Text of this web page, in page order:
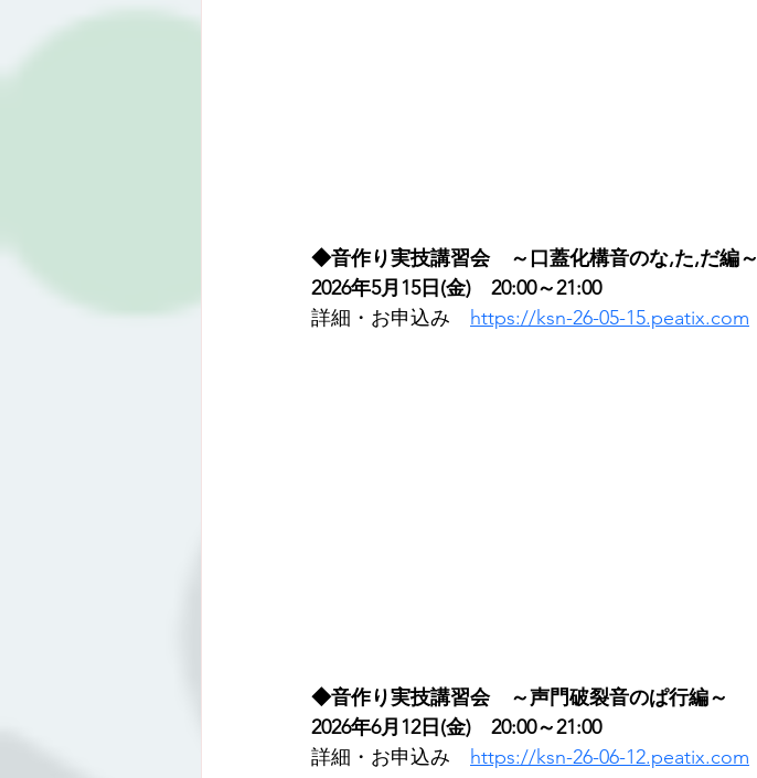
◆音作り実技講習会　～口蓋化構音のな,た,だ編～
2026年5月15日(金)　20:00～21:00
詳細・お申込み https://ksn-26-05-15.peatix.com
◆音作り実技講習会　～声門破裂音のぱ行編～
2026年6月12日(金)　20:00～21:00
詳細・お申込み https://ksn-26-06-12.peatix.com